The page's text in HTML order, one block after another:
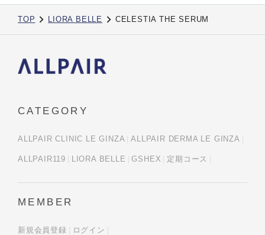
TOP LIORA BELLE CELESTIA THE SERUM
CATEGORY
ALLPAIR CLINIC LE GINZA ALLPAIR DERMA LE GINZA
ALLPAIR119 LIORA BELLE GSHEX 定期コース
MEMBER
新規会員登録 ログイン